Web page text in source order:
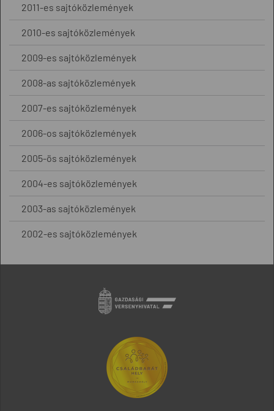
2011-es sajtóközlemények
2010-es sajtóközlemények
2009-es sajtóközlemények
2008-as sajtóközlemények
2007-es sajtóközlemények
2006-os sajtóközlemények
2005-ös sajtóközlemények
2004-es sajtóközlemények
2003-as sajtóközlemények
2002-es sajtóközlemények